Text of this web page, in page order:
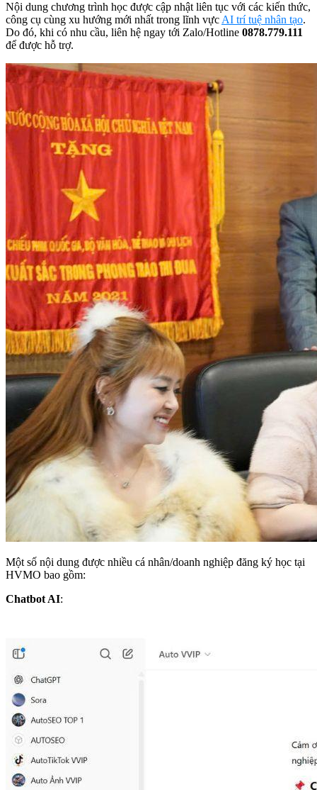
Nội dung chương trình học được cập nhật liên tục với các kiến thức,
công cụ cùng xu hướng mới nhất trong lĩnh vực AI trí tuệ nhân tạo.
Do đó, khi có nhu cầu, liên hệ ngay tới Zalo/Hotline 0878.779.111
để được hỗ trợ.
Một số nội dung được nhiều cá nhân/doanh nghiệp đăng ký học tại
HVMO bao gồm:
Chatbot AI: